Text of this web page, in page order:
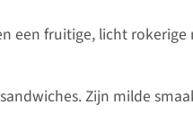
een fruitige, licht
Zijn milde